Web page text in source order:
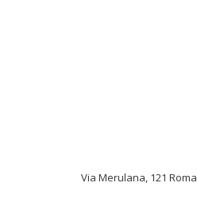
Via Merulana, 121 Roma